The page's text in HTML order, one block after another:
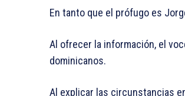
En tanto que el prófugo es
Al ofrecer la información, el
dominicanos.
Al explicar las circunstancias